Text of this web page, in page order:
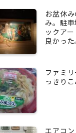
お盆休
み。駐
ックア
良かった
ファミ
っきり
エアコ